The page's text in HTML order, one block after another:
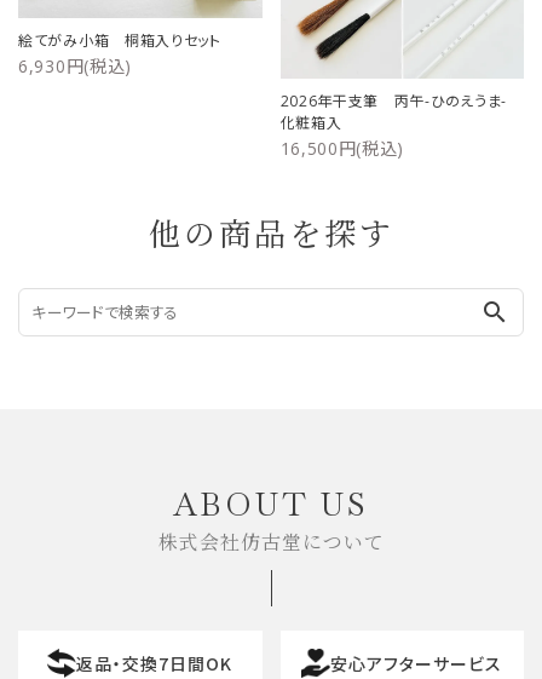
絵てがみ小箱 桐箱入りセット
6,930円(税込)
2026年干支筆 丙午-ひのえうま-
化粧箱入
16,500円(税込)
他の商品を探す
search
ABOUT US
株式会社仿古堂について
返品・交換7日間OK 安心アフターサービス